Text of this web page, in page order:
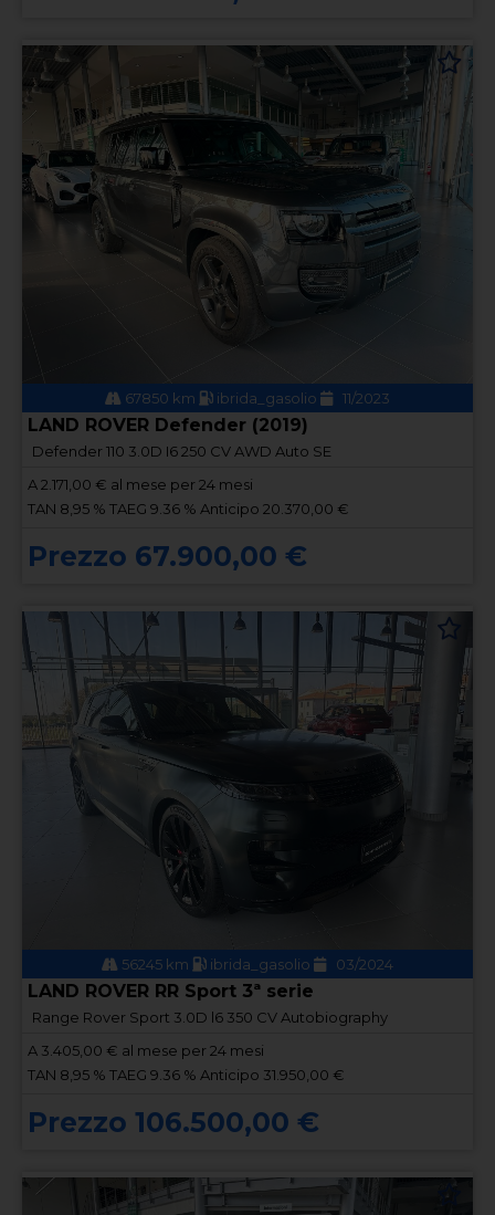
67850 km ibrida_gasolio 11/2023
LAND ROVER Defender (2019)
Defender 110 3.0D I6 250 CV AWD Auto SE
A2.171,00 € al mese per 24 mesi
TAN 8,95 % TAEG 9.36 % Anticipo 20.370,00 €
Prezzo 67.900,00 €
56245 km ibrida_gasolio 03/2024
LAND ROVER RR Sport 3ª serie
Range Rover Sport 3.0D l6 350 CV Autobiography
A 3.405,00 € al mese per 24 mesi
TAN 8,95 % TAEG 9.36 % Anticipo 31.950,00 €
Prezzo 106.500,00 €